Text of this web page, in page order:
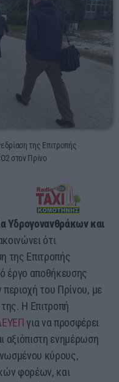
της Επιτροπής
στον Πρίνο
Υδρογονανθράκων και
ότι
της Επιτροπής
έργο αποθήκευσης
περιοχή του Πρίνου, με
Η Επιτροπή
για να προσφέρει
αξιόπιστη ενημέρωση
κύρους,
φορέων, και